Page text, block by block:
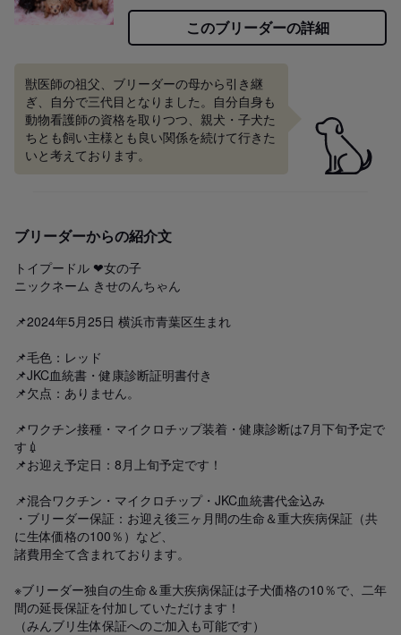
このブリーダーの詳細
獣医師の祖父、ブリーダーの母から引き継
ぎ、自分で三代目となりました。自分自身も
動物看護師の資格を取りつつ、親犬・子犬た
ちとも飼い主様とも良い関係を続けて行きた
いと考えております。
ブリーダーからの紹介文
トイプードル ❤女の子
ニックネーム きせのんちゃん
📌2024年5月25日 横浜市青葉区生まれ
📌毛色：レッド
📌JKC血統書・健康診断証明書付き
📌欠点：ありません。
📌ワクチン接種・マイクロチップ装着・健康診断は7月下旬予定で
す💉
📌お迎え予定日：8月上旬予定です！
📌混合ワクチン・マイクロチップ・JKC血統書代金込み
・ブリーダー保証：お迎え後三ヶ月間の生命＆重大疾病保証（共
に生体価格の100％）など、
諸費用全て含まれております。
※ブリーダー独自の生命＆重大疾病保証は子犬価格の10％で、二年
間の延長保証を付加していただけます！
（みんブリ生体保証へのご加入も可能です）